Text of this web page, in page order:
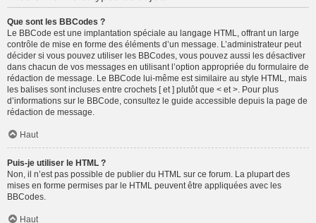
Que sont les BBCodes ?
Le BBCode est une implantation spéciale au langage HTML, offrant un large
contrôle de mise en forme des éléments d’un message. L’administrateur peut
décider si vous pouvez utiliser les BBCodes, vous pouvez aussi les désactiver
dans chacun de vos messages en utilisant l’option appropriée du formulaire de
rédaction de message. Le BBCode lui-même est similaire au style HTML, mais
les balises sont incluses entre crochets [ et ] plutôt que < et >. Pour plus
d’informations sur le BBCode, consultez le guide accessible depuis la page de
rédaction de message.
Haut
Puis-je utiliser le HTML ?
Non, il n’est pas possible de publier du HTML sur ce forum. La plupart des
mises en forme permises par le HTML peuvent être appliquées avec les
BBCodes.
Haut